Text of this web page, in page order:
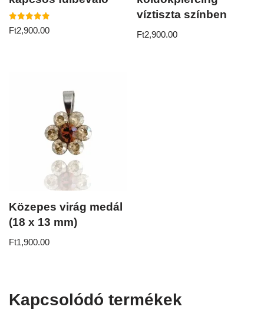
Értékelés:
5.00
Ft2,900.00
víztiszta színben
Ft2,900.00
Közepes virág medál
(18 x 13 mm)
Ft1,900.00
Kapcsolódó termékek